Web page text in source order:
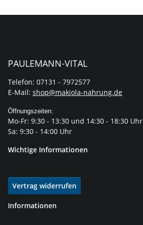
PAULEMANN-VITAL
Telefon: 07131 - 7972577
E-Mail: shop@makiola-nahrung.de
Öffnungszeiten:
Mo-Fr: 9:30 - 13:30 und 14:30 - 18:30 Uhr
Sa: 9:30 - 14:00 Uhr
Wichtige Informationen
Vertrag widerrufen
Informationen